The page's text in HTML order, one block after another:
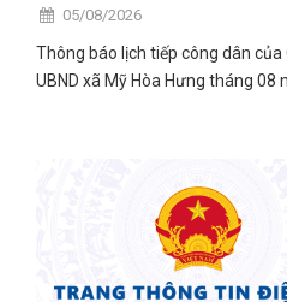
05/08/2026
Thông báo lịch tiếp công dân của
UBND xã Mỹ Hòa Hưng tháng 08